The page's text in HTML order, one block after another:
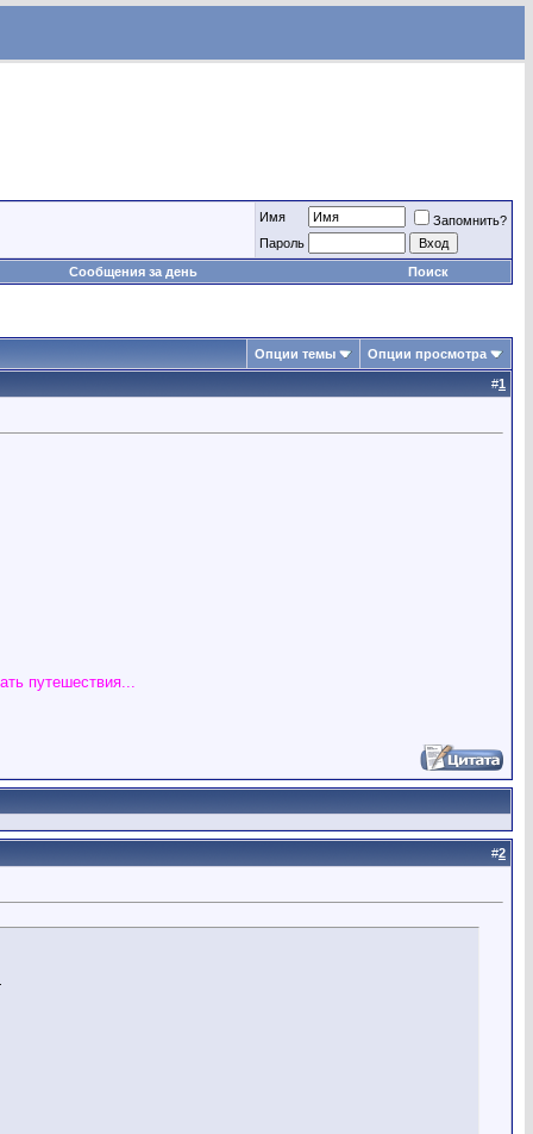
Имя
Запомнить?
Пароль
Сообщения за день
Поиск
Опции темы Опции просмотра
#1
путешествия...
#2